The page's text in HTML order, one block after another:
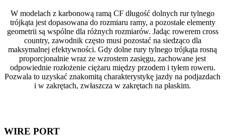
W modelach z karbonową ramą CF długość dolnych rur tylnego
trójkąta jest dopasowana do rozmiaru ramy, a pozostałe elementy
geometrii są wspólne dla różnych rozmiarów. Jadąc rowerem cross
country, zawodnik często musi pozostać na siedząco dla
maksymalnej efektywności. Gdy dolne rury tylnego trójkąta rosną
proporcjonalnie wraz ze wzrostem zasięgu, zachowane jest
odpowiednie rozłożenie ciężaru między przodem i tyłem roweru.
Pozwala to uzyskać znakomitą charakterystykę jazdy na podjazdach
i w zakrętach, zwłaszcza w zakrętach na płaskim.
WIRE PORT